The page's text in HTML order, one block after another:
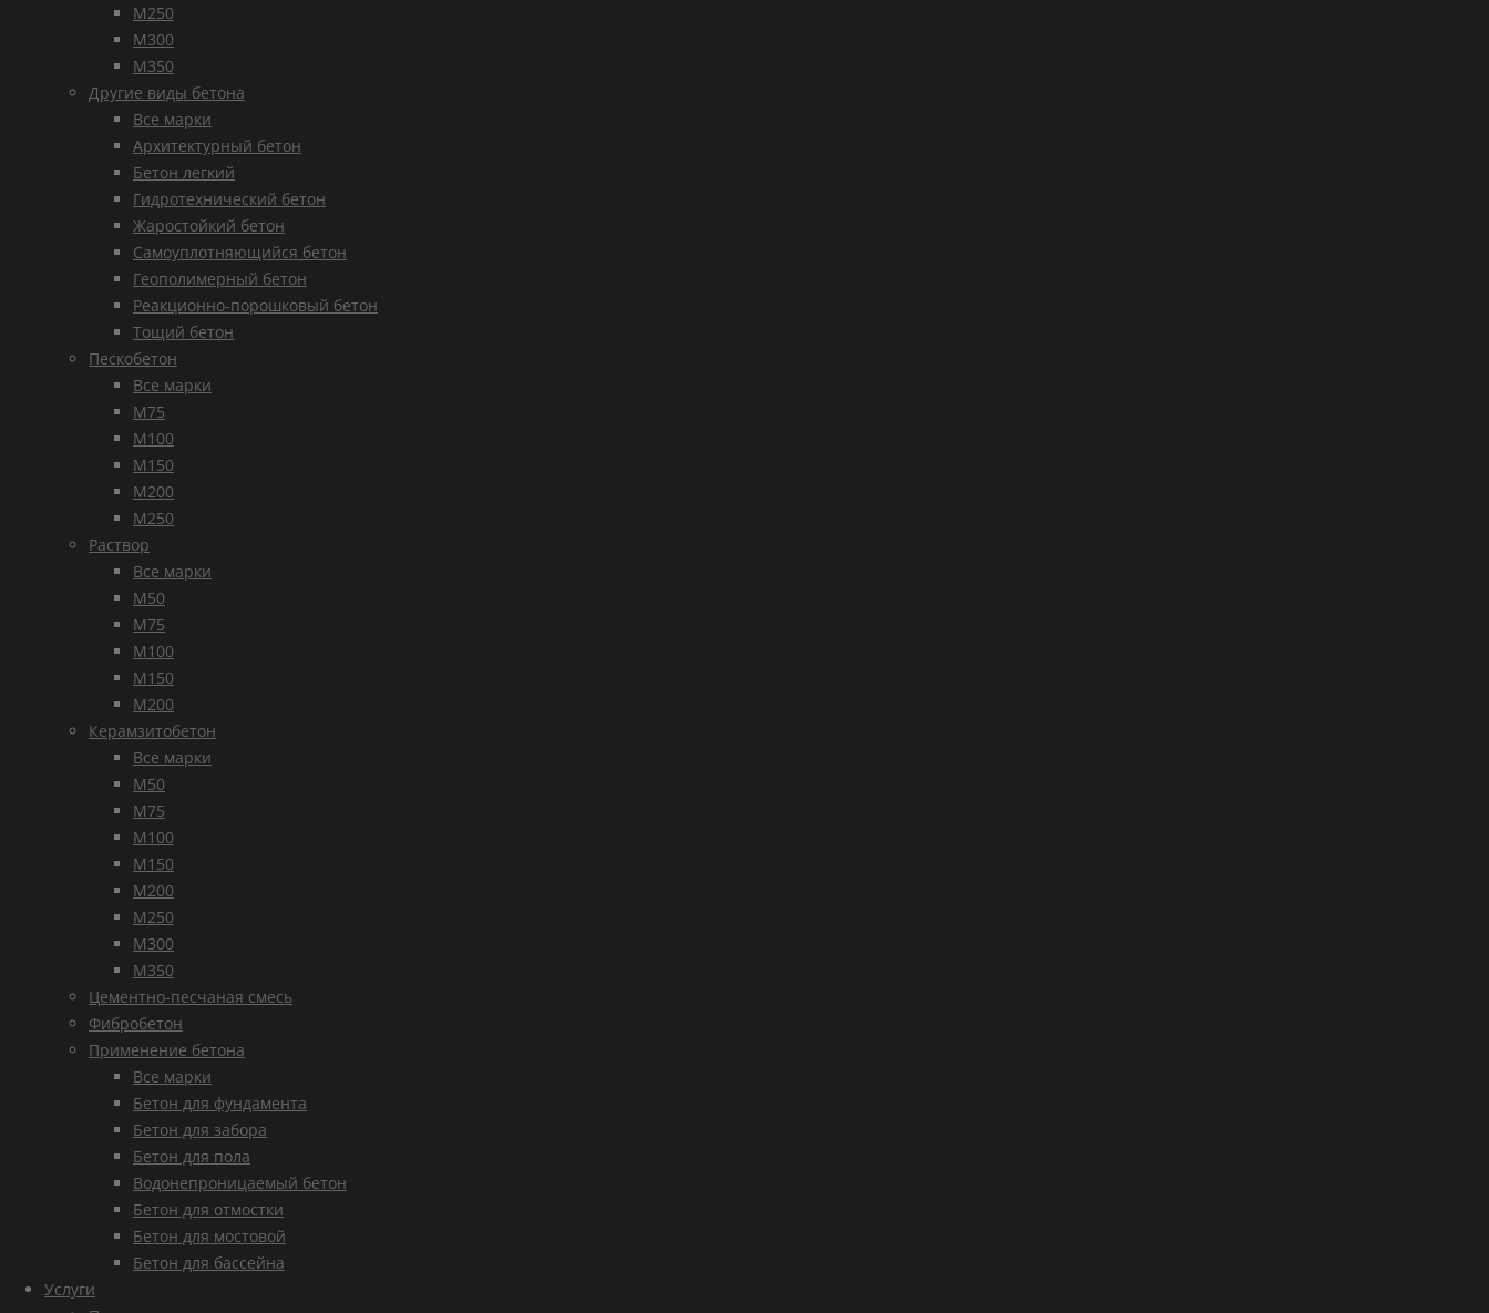
М250
М300
М350
Другие виды бетона
Все марки
Архитектурный бетон
Бетон легкий
Гидротехнический бетон
Жаростойкий бетон
Самоуплотняющийся бетон
Геополимерный бетон
Реакционно-порошковый бетон
Тощий бетон
Пескобетон
Все марки
М75
М100
М150
М200
М250
Раствор
Все марки
М50
М75
М100
М150
М200
Керамзитобетон
Все марки
М50
М75
М100
М150
М200
М250
М300
М350
Цементно-песчаная смесь
Фибробетон
Применение бетона
Все марки
Бетон для фундамента
Бетон для забора
Бетон для пола
Водонепроницаемый бетон
Бетон для отмостки
Бетон для мостовой
Бетон для бассейна
Услуги